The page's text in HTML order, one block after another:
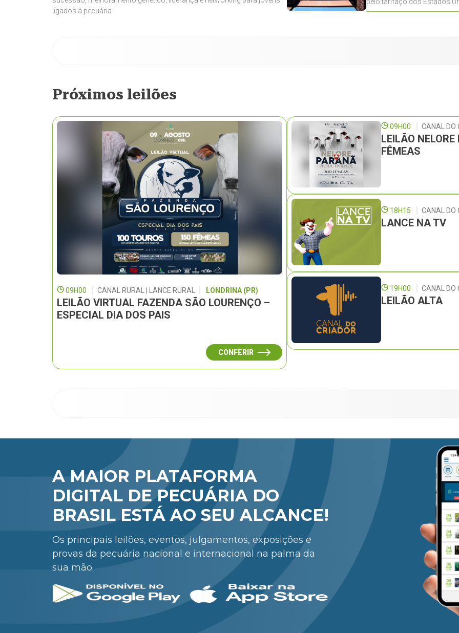
ligados à pecuária
contemplados
Próximos leilões
09H00 CANAL RURAL | LANCE RURAL LONDRINA (PR)
LEILÃO VIRTUAL FAZENDA SÃO LOURENÇO –
ESPECIAL DIA DOS PAIS
CONFERIR
09H00 CANAL DO
LEILÃO
FÊMEAS
18H15 CANAL DO
LANCE NA TV
19H00 CANAL DO
LEILÃO ALTA
A MAIOR PLATAFORMA
DIGITAL DE PECUÁRIA DO
BRASIL ESTÁ AO SEU ALCANCE!
Os principais leilões, eventos, julgamentos, exposições e
provas da pecuária nacional e internacional na palma da
sua mão.